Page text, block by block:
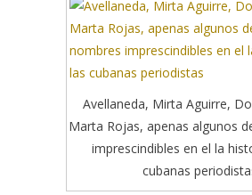
Avellaneda, Mirta Aguirre,
Marta Rojas, apenas algunos
imprescindibles en el la
cubanas